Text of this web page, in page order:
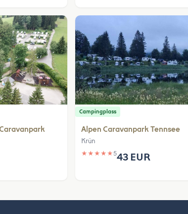
Campingplass
Alpen Caravanpark Tennsee
Krün
★ ★ ★ ★ ★543 EUR